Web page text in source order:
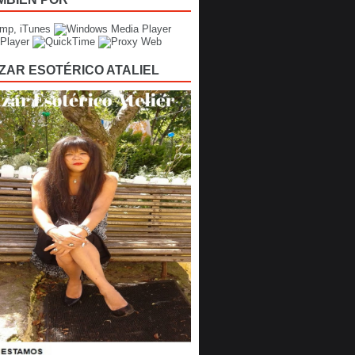
ESOTÉRICO ATALIEL